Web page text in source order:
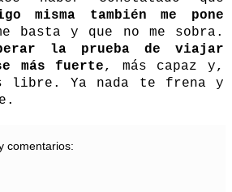
misma también me pone
basta y que no me sobra.
la prueba de viajar
más fuerte, más capaz y,
libre. Ya nada te frena y
comentarios: